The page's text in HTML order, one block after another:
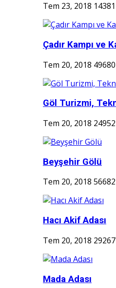
Tem 23, 2018 14381
Çadır Kampı ve
Tem 20, 2018 49680
Göl Turizmi,
Tem 20, 2018 24952
Beyşehir Gölü
Tem 20, 2018 56682
Hacı Akif Adası
Tem 20, 2018 29267
Mada Adası